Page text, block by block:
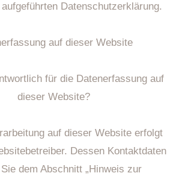
Datenschutzerklärung.
auf dieser Website
für die Datenerfassung auf
dieser Website?
auf dieser Website erfolgt
Dessen Kontaktdaten
dem Abschnitt „Hinweis zur